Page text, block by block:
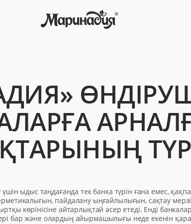
үшін ыдыс таңдағанда тек банка түрін ғана емес,
пайдалану ыңғайлылығын, сақтау
көрінісіне айтарлықтай әсер етеді. Енді
бар және олардың айырмашылығы неде екенін